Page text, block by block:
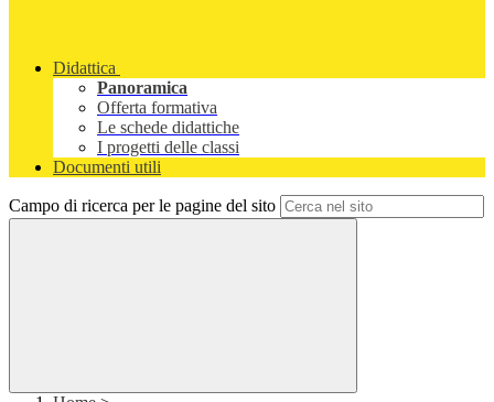
Didattica
Panoramica
Offerta formativa
Le schede didattiche
I progetti delle classi
Documenti utili
Campo di ricerca per le pagine del sito